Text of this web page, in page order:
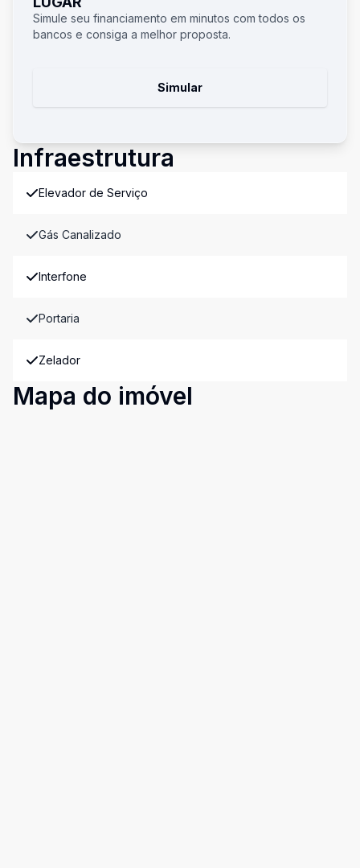
Simule seu financiamento em minutos com todos os
bancos e consiga a melhor proposta.
Simular
Infraestrutura
Elevador de Serviço
Gás Canalizado
Interfone
Portaria
Zelador
Mapa do imóvel